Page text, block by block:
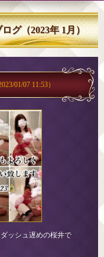
グ（2023年 1月）
01/07 11:53）
ッシュ遅めの桜井で